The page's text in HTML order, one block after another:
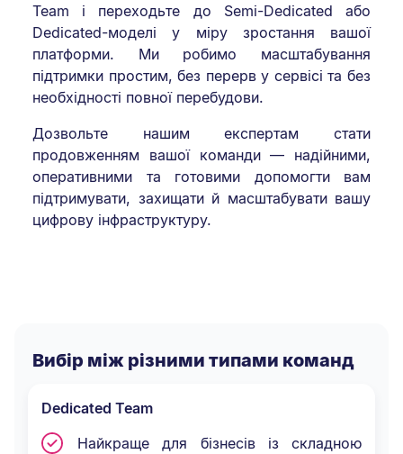
Team і переходьте до Semi-Dedicated або
Dedicated-моделі у міру зростання вашої
платформи. Ми робимо масштабування
підтримки простим, без перерв у сервісі та без
необхідності повної перебудови.
Дозвольте нашим експертам стати
продовженням вашої команди — надійними,
оперативними та готовими допомогти вам
підтримувати, захищати й масштабувати вашу
цифрову інфраструктуру.
Вибір між різними типами команд
Dedicated Team
Найкраще для бізнесів із складною